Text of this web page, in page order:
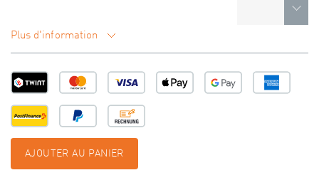
Plus d'information
AJOUTER AU PANIER